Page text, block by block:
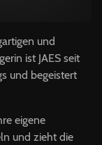
und
ist JAES seit
und begeistert
eigene
und zieht die